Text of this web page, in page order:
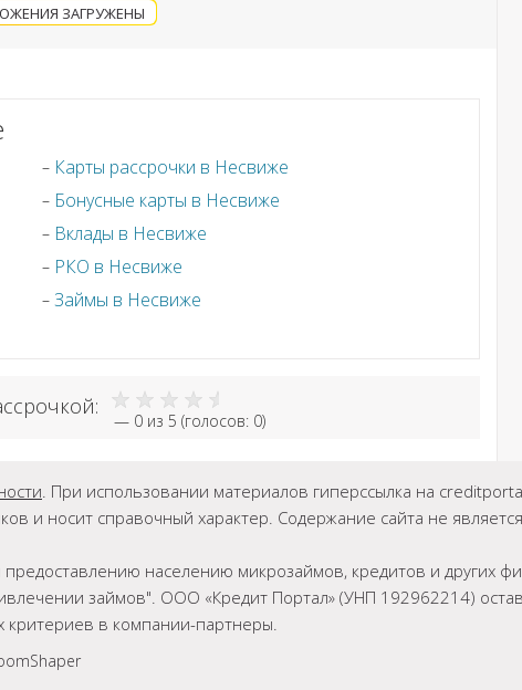
ЗАГРУЖЕНЫ
Карты рассрочки в Несвиже
Бонусные карты в Несвиже
Вклады в Несвиже
РКО в Несвиже
Займы в Несвиже
— 0 из 5 (голосов: 0)
. При использовании материалов гиперссылка на
и носит справочный характер. Содержание сайта не
населению микрозаймов, кредитов и других
займов". ООО «Кредит Портал» (УНП 192962214)
критериев в компании-партнеры.